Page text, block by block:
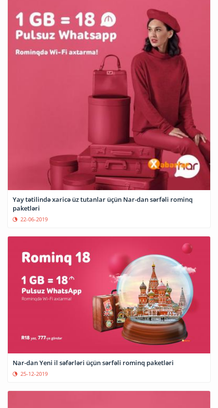
Yay tətilində xaricə üz tutanlar üçün Nar-dan sərfəli rominq
paketləri
22-06-2019
Nar-dan Yeni il səfərləri üçün sərfəli rominq paketləri
25-12-2019